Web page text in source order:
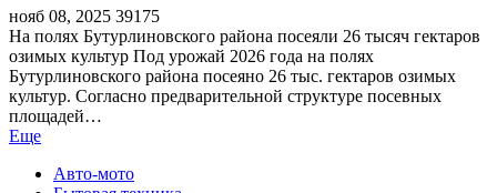
нояб 08, 2025 39175
На полях Бутурлиновского района посеяли 26 тысяч гектаров
озимых культур Под урожай 2026 года на полях
Бутурлиновского района посеяно 26 тыс. гектаров озимых
культур. Согласно предварительной структуре посевных
площадей…
Еще
Авто-мото